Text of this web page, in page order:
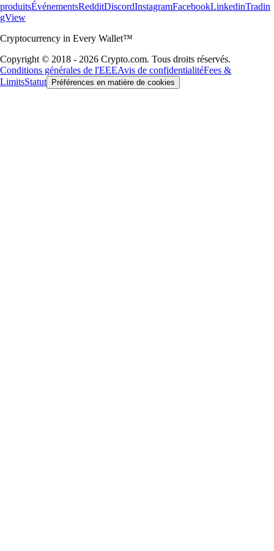
produitsÉvénementsRedditDiscordInstagramFacebookLinkedinTradin
gView
Cryptocurrency in Every Wallet™
Copyright © 2018 - 2026 Crypto.com. Tous droits réservés.
Conditions générales de l'EEEAvis de confidentialitéFees &
LimitsStatut Préférences en matière de cookies